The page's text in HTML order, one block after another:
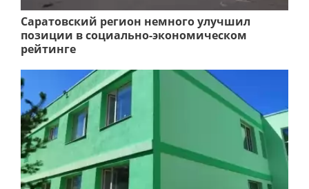
Саратовский регион немного улучшил
позиции в социально-экономическом
рейтинге